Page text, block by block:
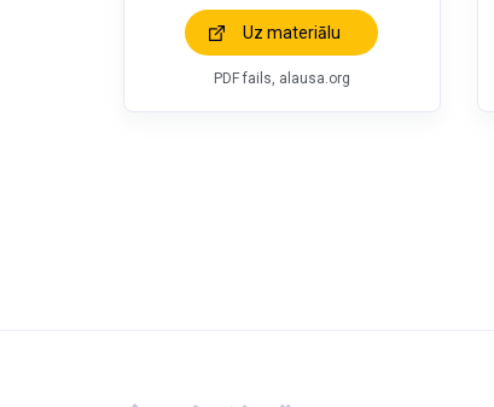
Uz materiālu
PDF fails, alausa.org